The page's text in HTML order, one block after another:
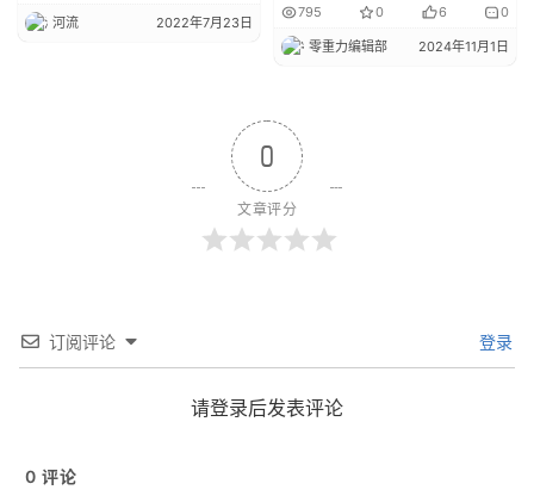
河流 2022年7月23日
795 0 6 0
零重力编辑部 2024年11月1日
0
文章评分
订阅评论 登录
请登录后发表评论
0 评论